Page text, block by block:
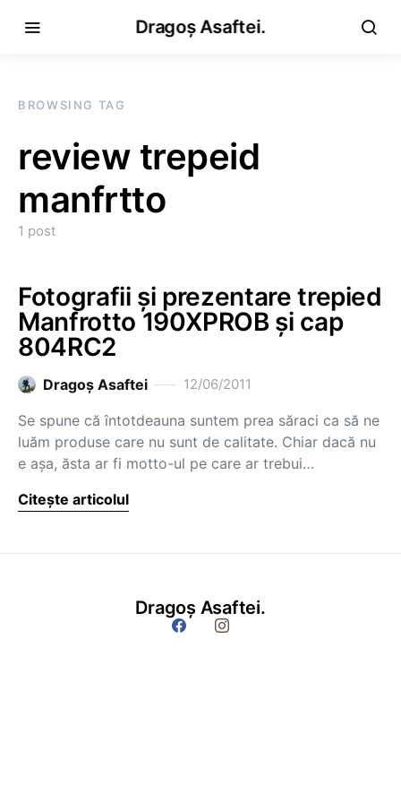
Dragoș Asaftei.
BROWSING TAG
review trepeid
manfrtto
1 post
Fotografii și prezentare trepied
Manfrotto 190XPROB și cap
804RC2
Dragoş Asaftei 12/06/2011
Se spune că întotdeauna suntem prea săraci ca să ne
luăm produse care nu sunt de calitate. Chiar dacă nu
e așa, ăsta ar fi motto-ul pe care ar trebui…
Citește articolul
Dragoș Asaftei.